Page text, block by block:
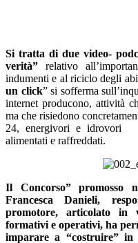
Si tratta di due video-
verità” relativo
indumenti e al riciclo degli
un click” si sofferma
internet producono, attività
ma che risiedono
24, energivori e idrovori
alimentati e raffreddati.
Il Concorso” promosso
Francesca Danieli,
promotore, articolato in
formativi e operativi, ha
imparare a “costruire”